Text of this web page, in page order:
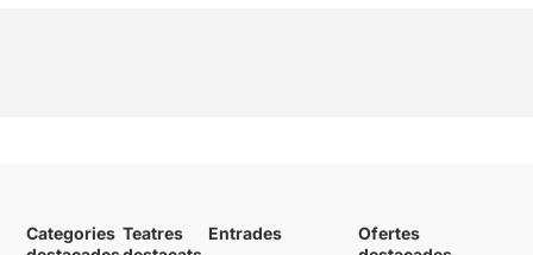
Categories Teatres
Entrades
Ofertes